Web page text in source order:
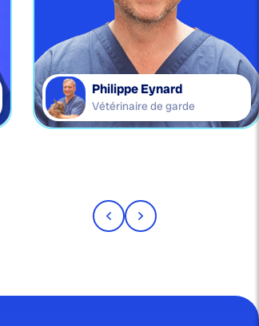
Philippe Eynard
Vétérinaire de garde